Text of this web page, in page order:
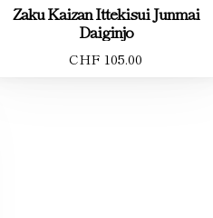
Zaku Kaizan Ittekisui Junmai
Daiginjo
CHF 105.00